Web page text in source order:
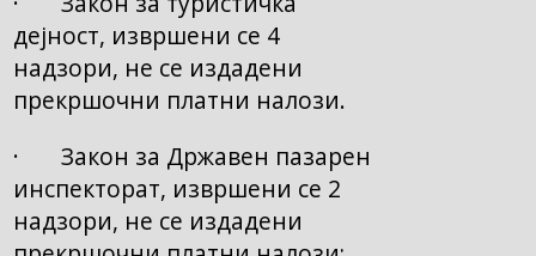
дејност, извршени се 4
надзори, не се издадени
прекршочни платни налози.
· Закон за Државен пазарен
инспекторат, извршени се 2
надзори, не се издадени